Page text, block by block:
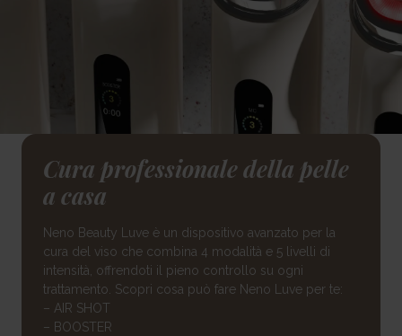
Cura professionale della pelle
a casa
Neno Beauty Luve è un dispositivo avanzato per la
cura del viso che combina 4 modalità e 5 livelli di
intensità, offrendoti il pieno controllo su ogni
trattamento. Scopri cosa può fare Neno Luve per te:
– AIR SHOT
– BOOSTER